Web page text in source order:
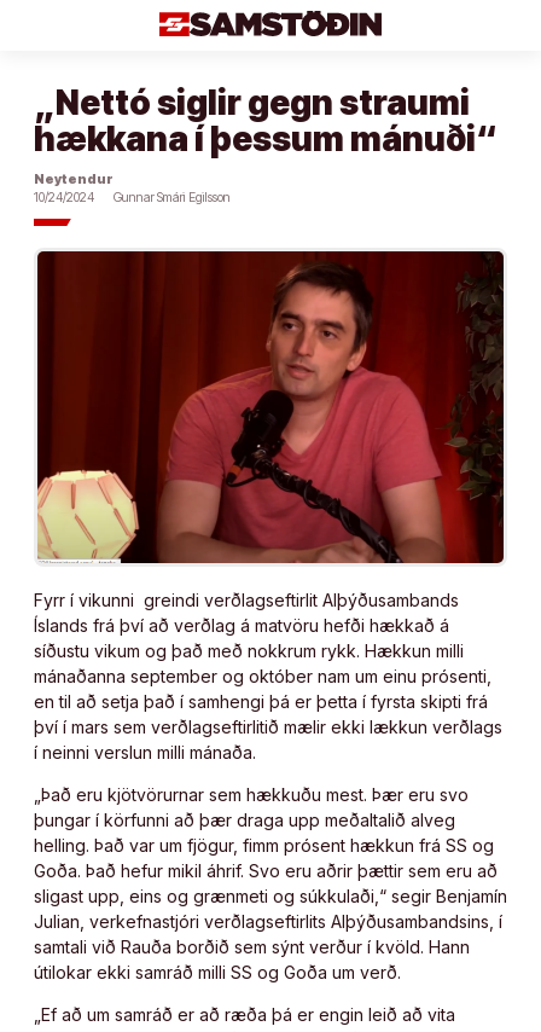
„Nettó siglir gegn straumi
hækkana í þessum mánuði“
Neytendur
10/24/2024
Gunnar Smári Egilsson
Fyrr í vikunni greindi verðlagseftirlit Alþýðusambands
Íslands frá því að verðlag á matvöru hefði hækkað á
síðustu vikum og það með nokkrum rykk. Hækkun milli
mánaðanna september og október nam um einu prósenti,
en til að setja það í samhengi þá er þetta í fyrsta skipti frá
því í mars sem verðlagseftirlitið mælir ekki lækkun verðlags
í neinni verslun milli mánaða.
„Það eru kjötvörurnar sem hækkuðu mest. Þær eru svo
þungar í körfunni að þær draga upp meðaltalið alveg
helling. Það var um fjögur, fimm prósent hækkun frá SS og
Goða. Það hefur mikil áhrif. Svo eru aðrir þættir sem eru að
sligast upp, eins og grænmeti og súkkulaði,“ segir Benjamín
Julian, verkefnastjóri verðlagseftirlits Alþýðusambandsins, í
samtali við Rauða borðið sem sýnt verður í kvöld. Hann
útilokar ekki samráð milli SS og Goða um verð.
„Ef að um samráð er að ræða þá er engin leið að vita